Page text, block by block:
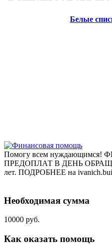
Белые
Помогу всем
ПРЕДОПЛАТ В ДЕНЬ
лет. ПОДРОБНЕЕ на
Необходимая сумма
10000 руб.
Как оказать помощь